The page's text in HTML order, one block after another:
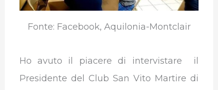
Fonte: Facebook, Aquilonia-Montclair
Ho avuto il piacere di intervistare il
Presidente del Club San Vito Martire di